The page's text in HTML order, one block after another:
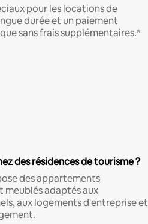
pour les locations de
durée et un paiement
sans frais supplémentaires.*
des résidences de tourisme ?
des appartements
meublés adaptés aux
aux logements d'entreprise et